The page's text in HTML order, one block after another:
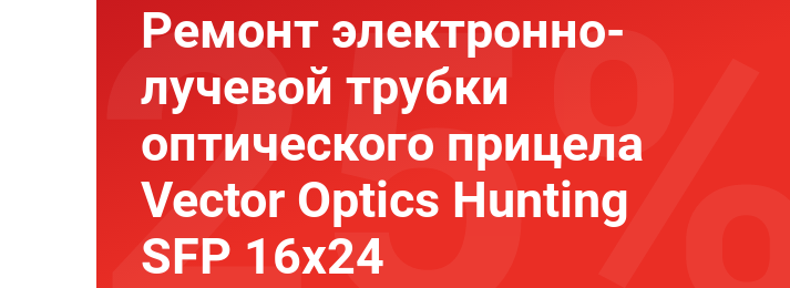
Ремонт электронно-
лучевой трубки
оптического прицела
Vector Optics Hunting
SFP 16x24